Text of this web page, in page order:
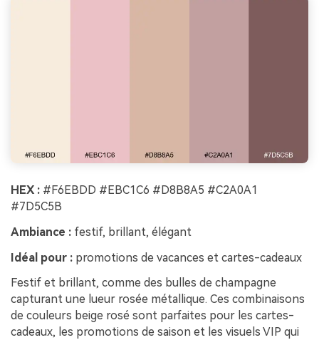
HEX : #F6EBDD #EBC1C6 #D8B8A5 #C2A0A1
#7D5C5B
Ambiance : festif, brillant, élégant
Idéal pour : promotions de vacances et cartes-cadeaux
Festif et brillant, comme des bulles de champagne
capturant une lueur rosée métallique. Ces combinaisons
de couleurs beige rosé sont parfaites pour les cartes-
cadeaux, les promotions de saison et les visuels VIP qui